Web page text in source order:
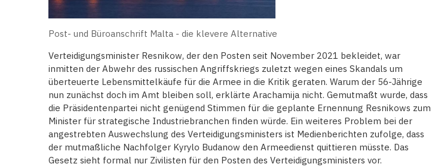
Post- und Büroanschrift Malta - die klevere Alternative
Verteidigungsminister Resnikow, der den Posten seit November 2021 bekleidet, war
inmitten der Abwehr des russischen Angriffskriegs zuletzt wegen eines Skandals um
überteuerte Lebensmittelkäufe für die Armee in die Kritik geraten. Warum der 56-Jährige
nun zunächst doch im Amt bleiben soll, erklärte Arachamija nicht. Gemutmaßt wurde, dass
die Präsidentenpartei nicht genügend Stimmen für die geplante Ernennung Resnikows zum
Minister für strategische Industriebranchen finden würde. Ein weiteres Problem bei der
angestrebten Auswechslung des Verteidigungsministers ist Medienberichten zufolge, dass
der mutmaßliche Nachfolger Kyrylo Budanow den Armeedienst quittieren müsste. Das
Gesetz sieht formal nur Zivilisten für den Posten des Verteidigungsministers vor.